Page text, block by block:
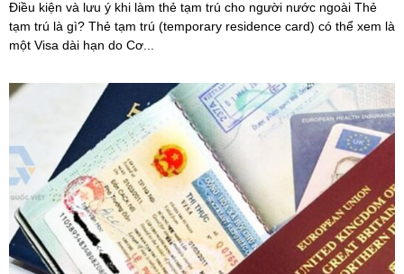
Điều kiện và lưu ý khi làm thẻ tạm trú cho người nước ngoài Thẻ
tạm trú là gì? Thẻ tạm trú (temporary residence card) có thể xem là
một Visa dài hạn do Cơ...